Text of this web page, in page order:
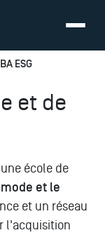
ESG
et de
école de
et le
et un réseau
l'acquisition